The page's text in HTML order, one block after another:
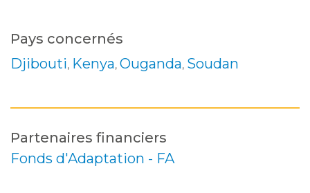
Pays concernés
Djibouti, Kenya, Ouganda, Soudan
Partenaires financiers
Fonds d'Adaptation - FA